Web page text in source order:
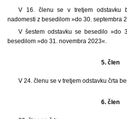
V 16. členu se v tretjem odstavku
nadomesti z besedilom »do 30. septembra
V šestem odstavku se besedilo »do
besedilom »do 31. novembra 2023«.
5. člen
V 24. členu se v tretjem odstavku črta
6. člen